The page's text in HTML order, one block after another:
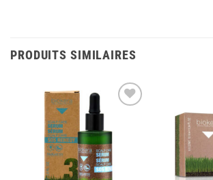
PRODUITS SIMILAIRES
Ajouter
d’envies